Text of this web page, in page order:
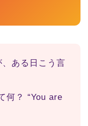
ある日こう言
何？ “You are